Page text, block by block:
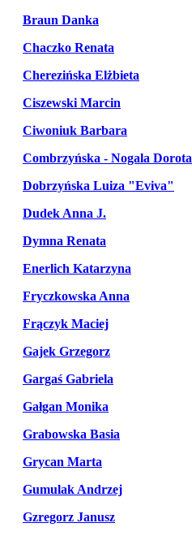
Braun Danka
Chaczko Renata
Cherezińska Elżbieta
Ciszewski Marcin
Ciwoniuk Barbara
Combrzyńska - Nogala Dorota
Dobrzyńska Luiza "Eviva"
Dudek Anna J.
Dymna Renata
Enerlich Katarzyna
Fryczkowska Anna
Frączyk Maciej
Gajek Grzegorz
Gargaś Gabriela
Gałgan Monika
Grabowska Basia
Grycan Marta
Gumulak Andrzej
Gzregorz Janusz